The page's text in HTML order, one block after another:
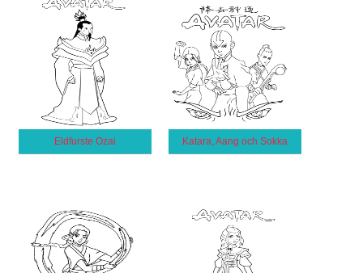
Eldfurste Ozai Katara, Aang och Sokka